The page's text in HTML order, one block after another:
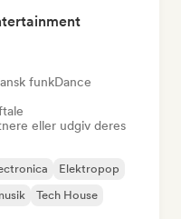
funkDance
eller udgiv deres
Elektropop
Tech House